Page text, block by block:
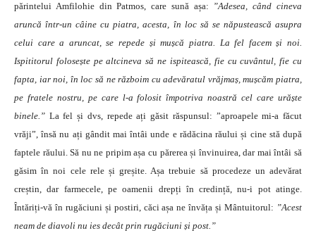
părintelui Amfilohie din Patmos, care sună așa: ”Adesea, când cineva
aruncă într-un câine cu piatra, acesta, în loc să se năpustească asupra
celui care a aruncat, se repede și mușcă piatra. La fel facem și noi.
Ispititorul folosește pe altcineva să ne ispitească, fie cu cuvântul, fie cu
fapta, iar noi, în loc să ne războim cu adevăratul vrăjmaș, mușcăm piatra,
pe fratele nostru, pe care l-a folosit împotriva noastră cel care urăște
binele.” La fel și dvs, repede ați găsit răspunsul: ”aproapele mi-a făcut
vrăji”, însă nu ați gândit mai întâi unde e rădăcina răului și cine stă după
faptele răului. Să nu ne pripim așa cu părerea și învinuirea, dar mai întâi să
găsim în noi cele rele și greșite. Așa trebuie să procedeze un adevărat
creștin, dar farmecele, pe oamenii drepți în credință, nu-i pot atinge.
Întăriți-vă în rugăciuni și postiri, căci așa ne învăța și Mântuitorul: ”Acest
neam de diavoli nu ies decât prin rugăciuni și post.”